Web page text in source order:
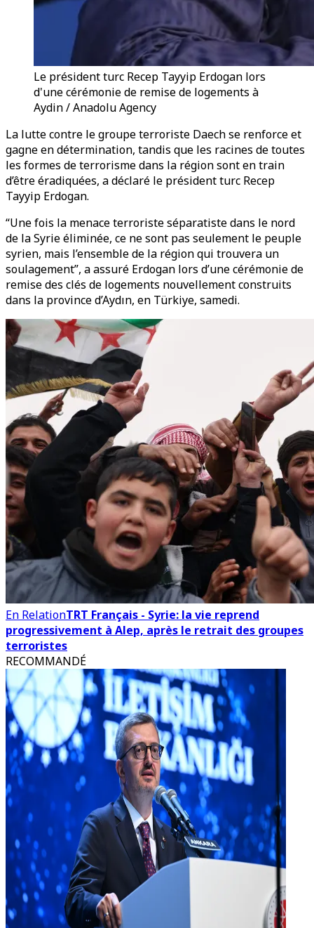
Le président turc Recep Tayyip Erdogan lors
d'une cérémonie de remise de logements à
Aydin / Anadolu Agency
La lutte contre le groupe terroriste Daech se renforce et
gagne en détermination, tandis que les racines de toutes
les formes de terrorisme dans la région sont en train
d’être éradiquées, a déclaré le président turc Recep
Tayyip Erdogan.
“Une fois la menace terroriste séparatiste dans le nord
de la Syrie éliminée, ce ne sont pas seulement le peuple
syrien, mais l’ensemble de la région qui trouvera un
soulagement”, a assuré Erdogan lors d’une cérémonie de
remise des clés de logements nouvellement construits
dans la province d’Aydın, en Türkiye, samedi.
En RelationTRT Français - Syrie: la vie reprend
progressivement à Alep, après le retrait des groupes
terroristes
RECOMMANDÉ